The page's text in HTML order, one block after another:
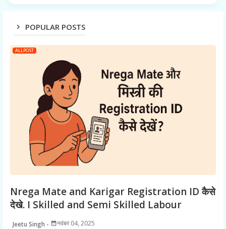
POPULAR POSTS
ALLPOST
Nrega Mate and Karigar Registration ID कैसे
देखे. I Skilled and Semi Skilled Labour
Jeetu Singh नवंबर 04, 2025